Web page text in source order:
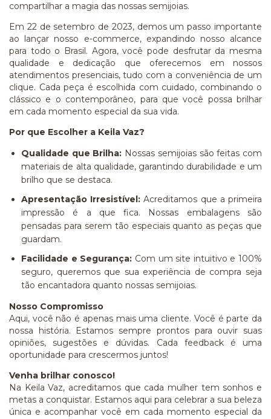
compartilhar a magia das nossas semijoias.
Em 22 de setembro de 2023, demos um passo importante
ao lançar nosso e-commerce, expandindo nosso alcance
para todo o Brasil. Agora, você pode desfrutar da mesma
qualidade e dedicação que oferecemos em nossos
atendimentos presenciais, tudo com a conveniência de um
clique. Cada peça é escolhida com cuidado, combinando o
clássico e o contemporâneo, para que você possa brilhar
em cada momento especial da sua vida.
Por que Escolher a Keila Vaz?
Qualidade que Brilha: Nossas semijoias são feitas com
materiais de alta qualidade, garantindo durabilidade e um
brilho que se destaca.
Apresentação Irresistível: Acreditamos que a primeira
impressão é a que fica. Nossas embalagens são
pensadas para serem tão especiais quanto as peças que
guardam.
Facilidade e Segurança: Com um site intuitivo e 100%
seguro, queremos que sua experiência de compra seja
tão encantadora quanto nossas semijoias.
Nosso Compromisso
Aqui, você não é apenas mais uma cliente. Você é parte da
nossa história. Estamos sempre prontos para ouvir suas
opiniões, sugestões e dúvidas. Cada feedback é uma
oportunidade para crescermos juntos!
Venha brilhar conosco!
Na Keila Vaz, acreditamos que cada mulher tem sonhos e
metas a conquistar. Estamos aqui para celebrar a sua beleza
única e acompanhar você em cada momento especial da